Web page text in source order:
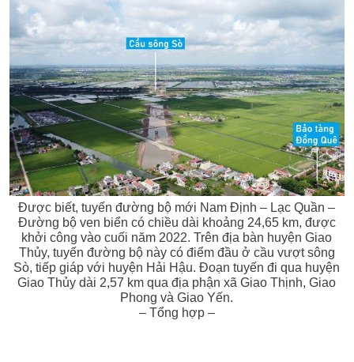
Được biết, tuyến đường bộ mới Nam Định – Lạc Quần –
Đường bộ ven biển có chiều dài khoảng 24,65 km, được
khởi công vào cuối năm 2022. Trên địa bàn huyện Giao
Thủy, tuyến đường bộ này có điểm đầu ở cầu vượt sông
Sò, tiếp giáp với huyện Hải Hậu. Đoạn tuyến đi qua huyện
Giao Thủy dài 2,57 km qua địa phận xã Giao Thịnh, Giao
Phong và Giao Yến.
– Tổng hợp –